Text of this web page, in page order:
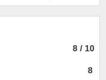
8 / 10
8